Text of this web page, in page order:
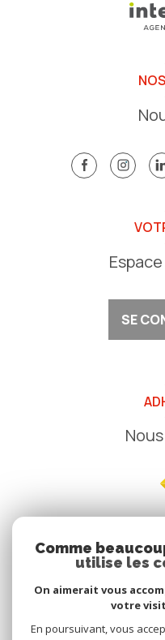
SE
Comme
utilise les
On aimerait vous
votre
En poursuivant, vous